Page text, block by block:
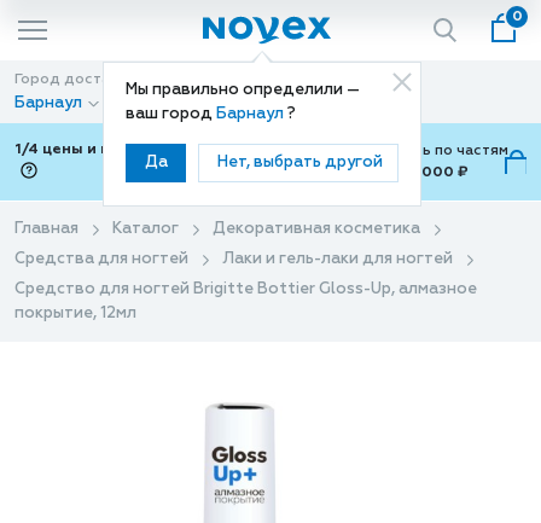
Мы правильно определили —
ваш город Барнаул ?
Да Нет, выбрать другой
0
Город доставки
Барнаул
Способ доставки
Доставка
1/4 цены и покупки ваши с Подели
Можно оплатить по частям
от 700 ₽ до 15,000 ₽
Главная Каталог
Декоративная косметика
Средства для ногтей
Лаки и гель-лаки для ногтей
Средство для ногтей Brigitte Bottier Gloss-Up, алмазное
покрытие, 12мл